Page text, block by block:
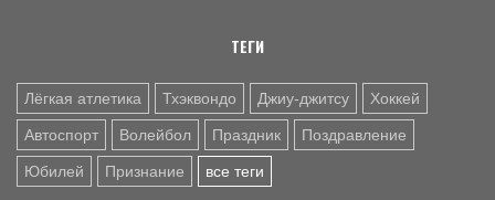
ТЕГИ
Лёгкая атлетика Тхэквондо Джиу-джитсу Хоккей
Автоспорт Волейбол Праздник Поздравление
Юбилей Признание все теги